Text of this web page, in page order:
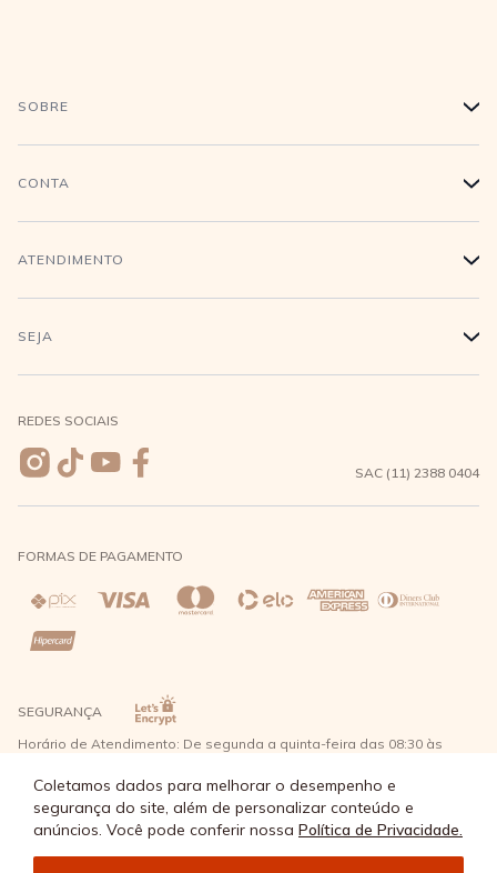
Coletamos dados para melhorar o desempenho e
segurança do site, além de personalizar conteúdo e
anúncios. Você pode conferir nossa Política de Privacidade.
SOBRE +
História
Conecte-se
CONTA +
Login
Meus pedidos
Wishlist
ATENDIMENTO +
Compra Segura
Entrega e Frete
Trocas e Devoluções
Direito de Arrependimento
Política de Privacidade
SEJA +
REDES SOCIAIS
SAC (11) 2388 0404
FORMAS DE PAGAMENTO
SEGURANÇA
Horário de Atendimento: De segunda a quinta-feira das 08:30 às
nível 2 - Bairro Capuava Mauá - São Paulo, CEP: 09380-115 - Água
Doce Comércio de Roupas e Acessórios Ltda - CNPJ: 57.484.768/0064-
© Água Doce 2026 - Todos os direitos reservados